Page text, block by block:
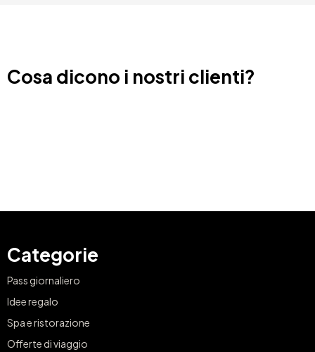
Cosa dicono i nostri clienti?
Categorie
Pass giornaliero
Idee regalo
Spa e ristorazione
Offerte di viaggio